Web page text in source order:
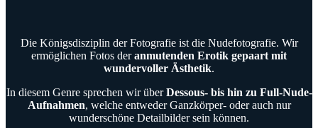
Die Königsdisziplin der Fotografie ist die Nudefotografie. Wir
ermöglichen Fotos deranmutenden Erotik gepaart mit
wundervoller Ästhetik.
In diesem Genre sprechen wir überDessous- bis hin zu Full-Nude-
Aufnahmen, welche entweder Ganzkörper- oder auch nur
wunderschöne Detailbilder sein können.